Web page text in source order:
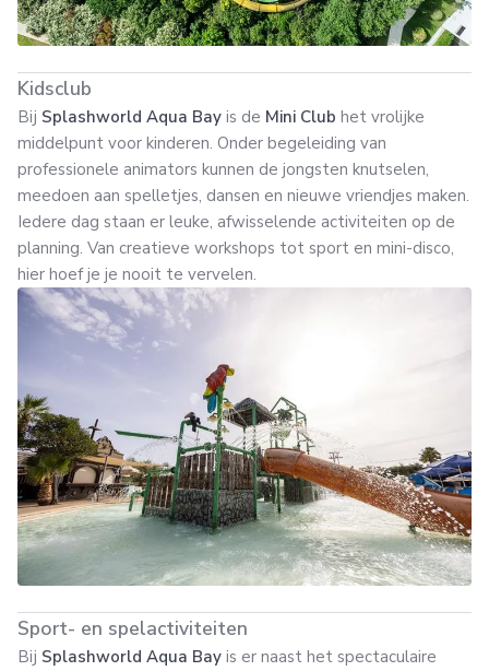
Kidsclub
Bij Splashworld Aqua Bay is de Mini Club het vrolijke
middelpunt voor kinderen. Onder begeleiding van
professionele animators kunnen de jongsten knutselen,
meedoen aan spelletjes, dansen en nieuwe vriendjes maken.
Iedere dag staan er leuke, afwisselende activiteiten op de
planning. Van creatieve workshops tot sport en mini-disco,
hier hoef je je nooit te vervelen.
Sport- en spelactiviteiten
Bij Splashworld Aqua Bay is er naast het spectaculaire